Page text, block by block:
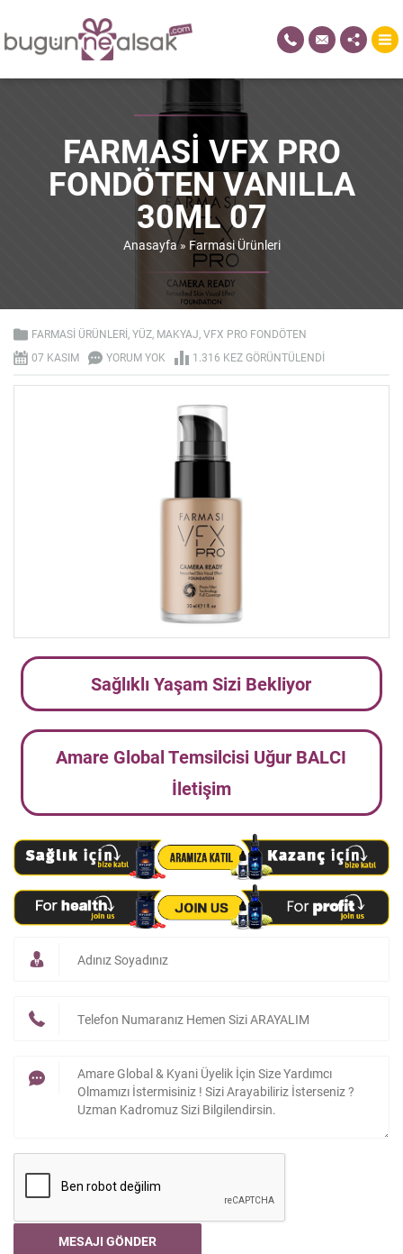
FARMASI VFX PRO
FONDÖTEN VANILLA
30ML 07
Anasayfa» Farmasi Ürünleri
FARMASI ÜRÜNLERI YÜZ MAKYAJ VFX PRO FONDÖTEN
07 KASIM
YORUM YOK 1.316 KEZ GÖRÜNTÜLENDI
Sağlıklı Yaşam Sizi Bekliyor
Amare Global Temsilcisi Uğur BALCI
İletişim